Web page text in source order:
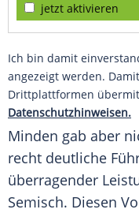
jetzt aktivieren
Ich bin damit
angezeigt werden.
Drittplattformen
Datenschutzhinweisen.
Minden gab aber
recht deutliche
überragender
Semisch. Diesen